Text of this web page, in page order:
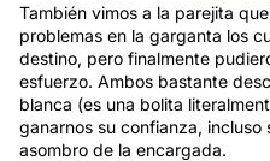
También vimos a la parejita
problemas en la garganta los
destino, pero finalmente
esfuerzo. Ambos bastante
blanca (es una bolita
ganarnos su confianza,
asombro de la encargada.